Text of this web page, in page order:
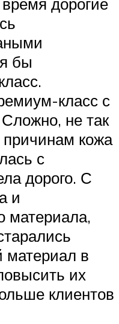
бы
класс с
не так
кожа
с
дорого. С
и
материала,
материал в
их
клиентов